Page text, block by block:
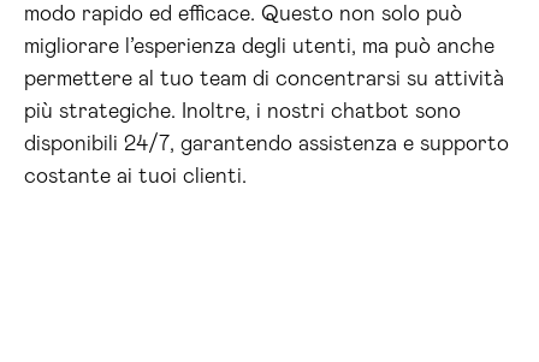
modo rapido ed efficace. Questo non solo può
migliorare l’esperienza degli utenti, ma può anche
permettere al tuo team di concentrarsi su attività
più strategiche. Inoltre, i nostri chatbot sono
disponibili 24/7, garantendo assistenza e supporto
costante ai tuoi clienti.